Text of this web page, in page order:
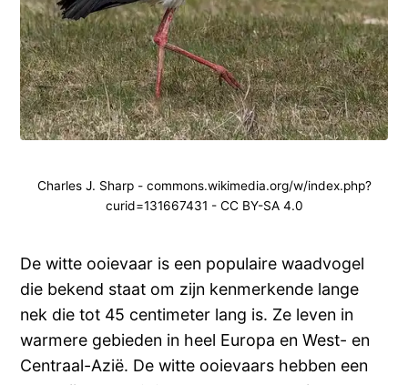
Charles J. Sharp - commons.wikimedia.org/w/index.php?
curid=131667431 - CC BY-SA 4.0
De witte ooievaar is een populaire waadvogel
die bekend staat om zijn kenmerkende lange
nek die tot 45 centimeter lang is. Ze leven in
warmere gebieden in heel Europa en West- en
Centraal-Azië. De witte ooievaars hebben een